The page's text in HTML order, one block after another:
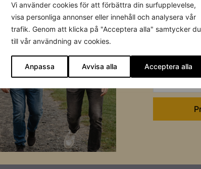
Vi använder cookies för att förbättra din surfupplevelse,
visa personliga annonser eller innehåll och analysera vår
trafik. Genom att klicka på "Acceptera alla" samtycker du
till vår användning av cookies.
Anpassa Avvisa alla Acceptera alla
Datablad
Förnamn
Efternamn